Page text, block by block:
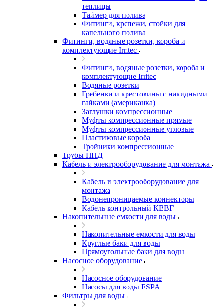
теплицы
Таймер для полива
Фитинги, крепежи, стойки для
капельного полива
Фитинги, водяные розетки, короба и
комплектующие Irritec
Фитинги, водяные розетки, короба и
комплектующие Irritec
Водяные розетки
Гребенки и крестовины с накидными
гайками (американка)
Заглушки компрессионные
Муфты компрессионные прямые
Муфты компрессионные угловые
Пластиковые короба
Тройники компрессионные
Трубы ПНД
Кабель и электрооборудование для монтажа
Кабель и электрооборудование для
монтажа
Водонепроницаемые коннекторы
Кабель контрольный КВВГ
Накопительные емкости для воды
Накопительные емкости для воды
Круглые баки для воды
Прямоугольные баки для воды
Насосное оборудование
Насосное оборудование
Насосы для воды ESPA
Фильтры для воды